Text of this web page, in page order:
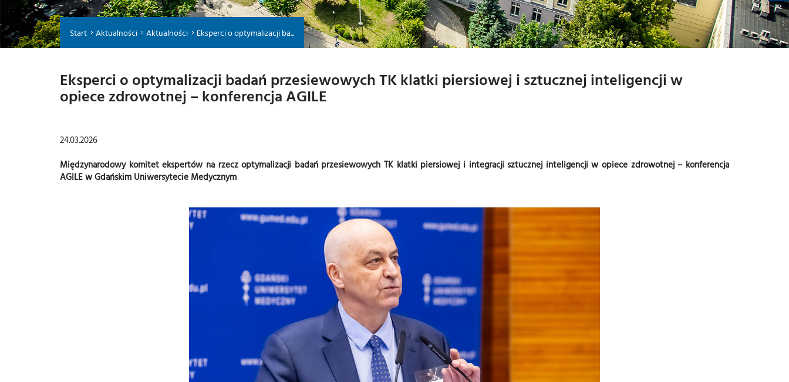
-
-
-
Start Aktualności Aktualności Eksperci o optymalizacji ba...
Eksperci o optymalizacji badań przesiewowych TK klatki piersiowej i sztucznej inteligencji w
opiece zdrowotnej – konferencja AGILE
24.03.2026
Międzynarodowy komitet ekspertów na rzecz optymalizacji badań przesiewowych TK klatki piersiowej i integracji sztucznej inteligencji w opiece zdrowotnej – konferencja
AGILE w Gdańskim Uniwersytecie Medycznym